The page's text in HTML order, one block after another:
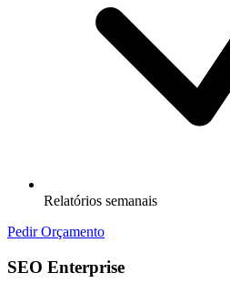
Relatórios semanais
Pedir Orçamento
SEO Enterprise